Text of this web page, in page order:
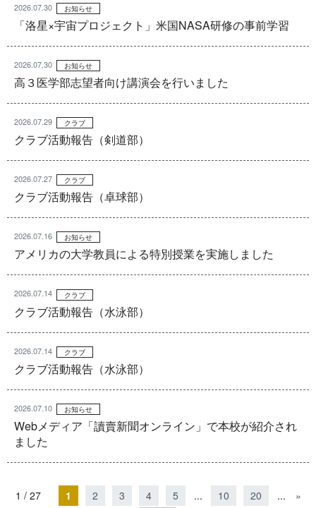
2026.07.30 お知らせ
「洛星×宇宙プロジェクト」米国NASA研修の事前学習
2026.07.30 お知らせ
高３医学部志望者向け講演会を行いました
2026.07.29 クラブ
クラブ活動報告（剣道部）
2026.07.27 クラブ
クラブ活動報告（卓球部）
2026.07.16 お知らせ
アメリカの大学教員による特別授業を実施しました
2026.07.14 クラブ
クラブ活動報告（水泳部）
2026.07.14 クラブ
クラブ活動報告（水泳部）
2026.07.10 お知らせ
Webメディア「讀賣新聞オンライン」で本校が紹介され
ました
1 / 27 1 2 3 4 5 ... 10 20 ...
»